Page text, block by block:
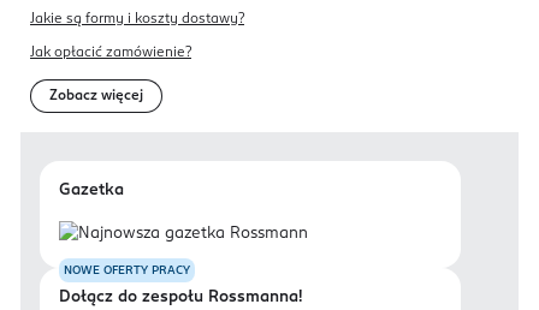
Jakie są formy i koszty dostawy?
Jak opłacić zamówienie?
Zobacz więcej
Gazetka
NOWE OFERTY PRACY
Dołącz do zespołu Rossmanna!